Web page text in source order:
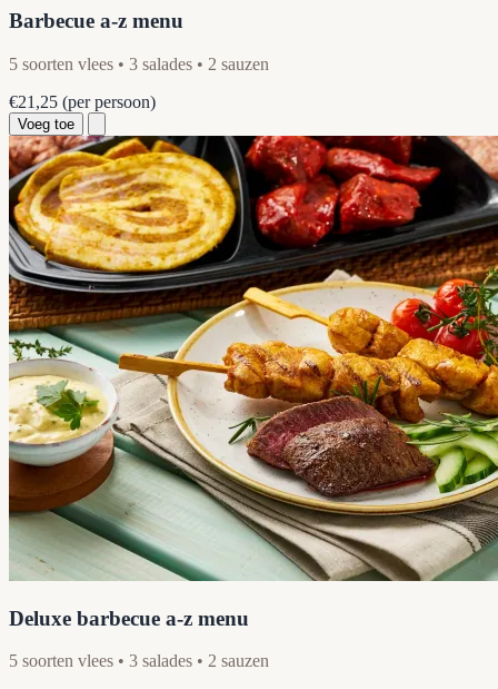
Barbecue a-z menu
5 soorten vlees • 3 salades • 2 sauzen
€21,25 (per persoon)
Voeg toe
Deluxe barbecue a-z menu
5 soorten vlees • 3 salades • 2 sauzen